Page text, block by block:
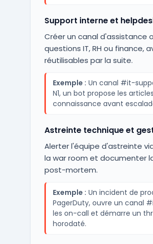
Support interne et
Créer un canal d'assistance
questions IT, RH ou finance,
réutilisables par la suite.
Exemple : Un canal #it-
N1, un bot propose les
connaissance avant
Astreinte technique et
Alerter l'équipe d'astreinte
la war room et documenter
post-mortem.
Exemple : Un incident de
PagerDuty, ouvre un canal
les on-call et démarre un
horodaté.